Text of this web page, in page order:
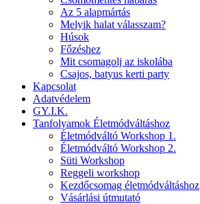
Az 5 alapmártás
Melyik halat válasszam?
Húsok
Főzéshez
Mit csomagolj az iskolába
Csajos, batyus kerti party
Kapcsolat
Adatvédelem
GY.I.K.
Tanfolyamok Életmódváltáshoz
Életmódváltó Workshop 1.
Életmódváltó Workshop 2.
Süti Workshop
Reggeli workshop
Kezdőcsomag életmódváltáshoz
Vásárlási útmutató